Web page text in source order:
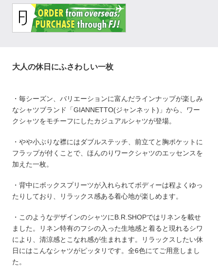
大人の休日にふさわしい一枚
・毎シーズン、バリエーションに富んだラインナップが楽しみ
なシャツブランド「GIANNETTO(ジャンネット)」から、ワー
クシャツをモチーフにしたカジュアルシャツが登場。
・やや小ぶりな襟にはダブルステッチ、前立てと胸ポケットに
フラップが付くことで、ほんのりワークシャツのエッセンスを
加えた一枚。
・背中にボックスプリーツが入れられてボディーは程よくゆっ
たりしており、リラックス感ある着心地が楽しめます。
・このようなデザインのシャツにB.R.SHOPではリネンを載せ
ました。リネン特有のフシの入った生地感と着ると現れるシワ
により、清涼感とこなれ感が生まれます。リラックスしたい休
日にはこんなシャツがピッタリです。全6色にてご用意しまし
た。